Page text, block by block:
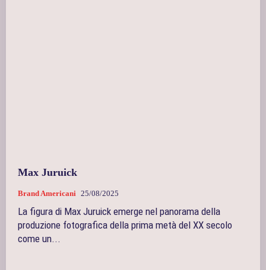
Max Juruick
Brand Americani 25/08/2025
La figura di Max Juruick emerge nel panorama della
produzione fotografica della prima metà del XX secolo
come un...